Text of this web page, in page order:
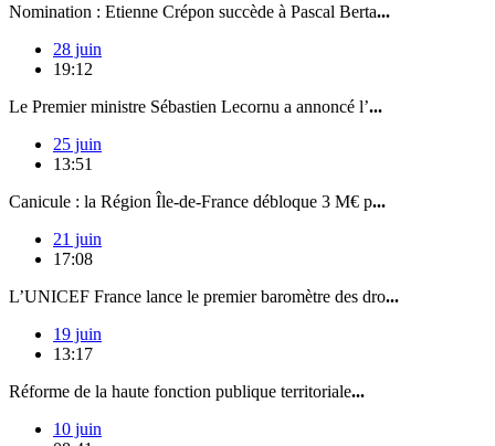
Nomination : Etienne Crépon succède à Pascal Berta...
28 juin
19:12
Le Premier ministre Sébastien Lecornu a annoncé l’...
25 juin
13:51
Canicule : la Région Île-de-France débloque 3 M€ p...
21 juin
17:08
L’UNICEF France lance le premier baromètre des dro...
19 juin
13:17
Réforme de la haute fonction publique territoriale...
10 juin